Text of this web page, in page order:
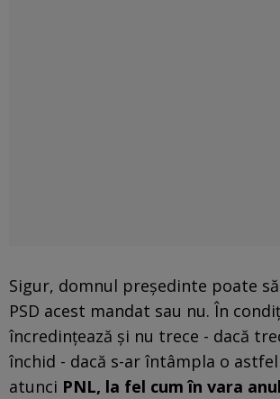
Sigur, domnul președinte poate
PSD acest mandat sau nu. În
încredințează și nu trece - dacă
închid - dacă s-ar întâmpla o
atunci PNL, la fel cum în vara